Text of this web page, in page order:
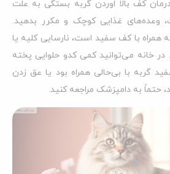
کف بالا اوردن گربه بستگی به علت
وعده‌های غذایی کوچک و مکرر بدهید.
همراه با کف سفید است، نارسایی کلیه یا
در خانه می‌توانید کمی کدو حلوایی پخته
گربه با بی‌حالی همراه بود یا عق زدن
حتماً به دامپزشک مراجعه کنید.